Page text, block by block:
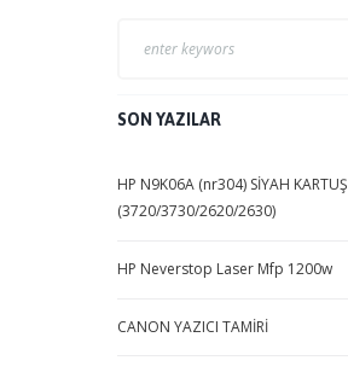
SON YAZILAR
HP N9K06A (nr304) SİYAH KARTUŞ
(3720/3730/2620/2630)
HP Neverstop Laser Mfp 1200w
CANON YAZICI TAMİRİ